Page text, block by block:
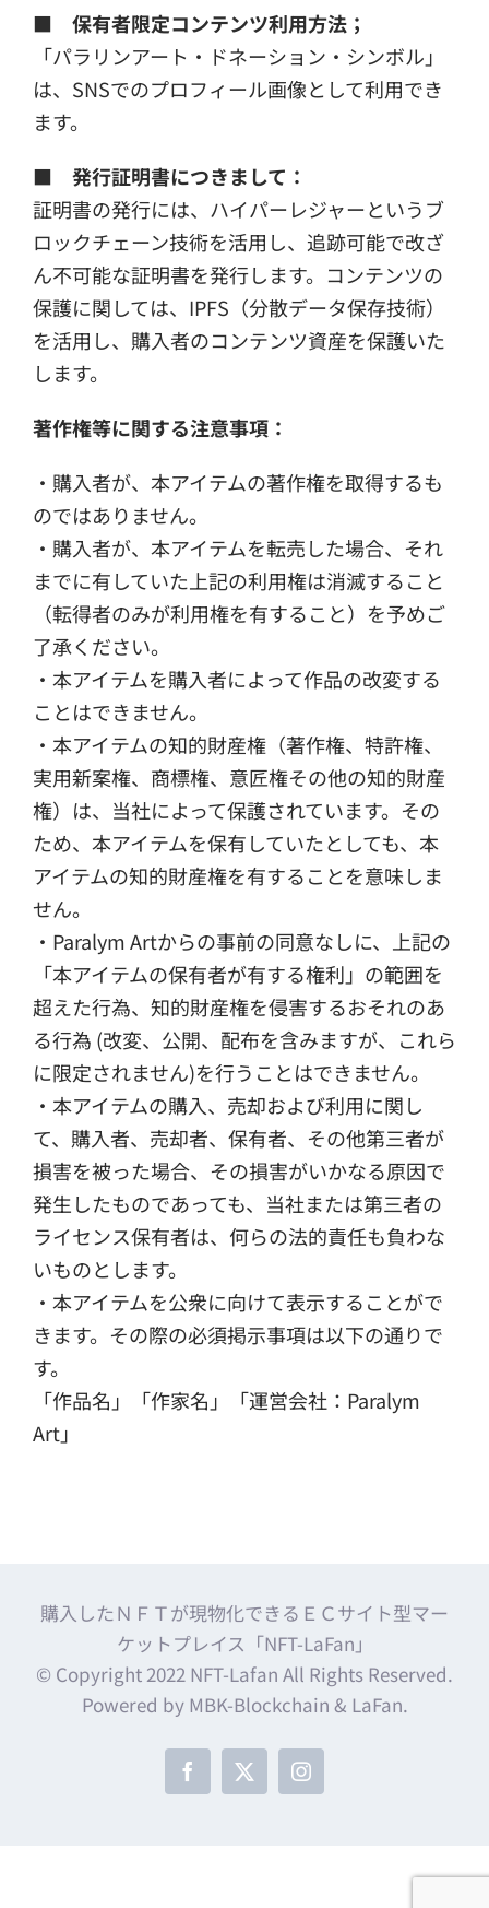
■ 保有者限定コンテンツ利用方法；
「パラリンアート・ドネーション・シンボル」
は、SNSでのプロフィール画像として利用でき
ます。
■ 発行証明書につきまして：
証明書の発行には、ハイパーレジャーというブ
ロックチェーン技術を活用し、追跡可能で改ざ
ん不可能な証明書を発行します。コンテンツの
保護に関しては、IPFS（分散データ保存技術）
を活用し、購入者のコンテンツ資産を保護いた
します。
著作権等に関する注意事項：
・購入者が、本アイテムの著作権を取得するも
のではありません。
・購入者が、本アイテムを転売した場合、それ
までに有していた上記の利用権は消滅すること
（転得者のみが利用権を有すること）を予めご
了承ください。
・本アイテムを購入者によって作品の改変する
ことはできません。
・本アイテムの知的財産権（著作権、特許権、
実用新案権、商標権、意匠権その他の知的財産
権）は、当社によって保護されています。その
ため、本アイテムを保有していたとしても、本
アイテムの知的財産権を有することを意味しま
せん。
・Paralym Artからの事前の同意なしに、上記の
「本アイテムの保有者が有する権利」の範囲を
超えた行為、知的財産権を侵害するおそれのあ
る行為 (改変、公開、配布を含みますが、これら
に限定されません)を行うことはできません。
・本アイテムの購入、売却および利用に関し
て、購入者、売却者、保有者、その他第三者が
損害を被った場合、その損害がいかなる原因で
発生したものであっても、当社または第三者の
ライセンス保有者は、何らの法的責任も負わな
いものとします。
・本アイテムを公衆に向けて表示することがで
きます。その際の必須掲示事項は以下の通りで
す。
「作品名」「作家名」「運営会社：Paralym
Art」
購入したＮＦＴが現物化できるＥＣサイト型マー
ケットプレイス「NFT-LaFan」
© Copyright 2022 NFT-Lafan All Rights Reserved.
Powered by MBK-Blockchain & LaFan.